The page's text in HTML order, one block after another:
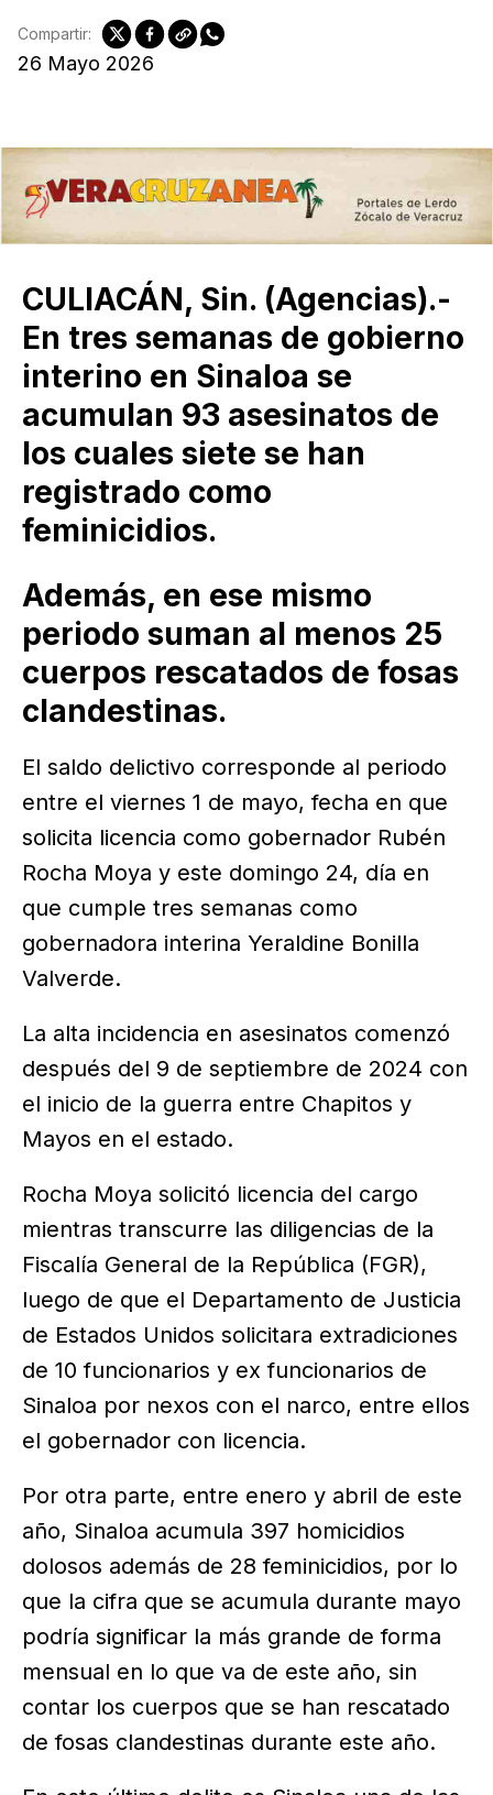
26 Mayo 2026
Compartir:
CULIACÁN, Sin. (Agencias).-
En tres semanas de gobierno
interino en Sinaloa se
acumulan 93 asesinatos de
los cuales siete se han
registrado como
feminicidios.
Además, en ese mismo
periodo suman al menos 25
cuerpos rescatados de fosas
clandestinas.
El saldo delictivo corresponde al periodo
entre el viernes 1 de mayo, fecha en que
solicita licencia como gobernador Rubén
Rocha Moya y este domingo 24, día en
que cumple tres semanas como
gobernadora interina Yeraldine Bonilla
Valverde.
La alta incidencia en asesinatos comenzó
después del 9 de septiembre de 2024 con
el inicio de la guerra entre Chapitos y
Mayos en el estado.
Rocha Moya solicitó licencia del cargo
mientras transcurre las diligencias de la
Fiscalía General de la República (FGR),
luego de que el Departamento de Justicia
de Estados Unidos solicitara extradiciones
de 10 funcionarios y ex funcionarios de
Sinaloa por nexos con el narco, entre ellos
el gobernador con licencia.
Por otra parte, entre enero y abril de este
año, Sinaloa acumula 397 homicidios
dolosos además de 28 feminicidios, por lo
que la cifra que se acumula durante mayo
podría significar la más grande de forma
mensual en lo que va de este año, sin
contar los cuerpos que se han rescatado
de fosas clandestinas durante este año.